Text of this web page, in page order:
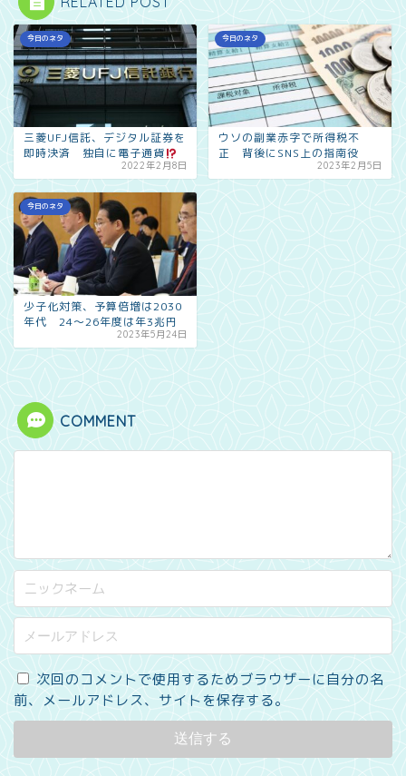
今日のネタ
三菱UFJ信託、デジタル証券を
即時決済 独自に電子通貨
2022年2月8日
今日のネタ
ウソの副業赤字で所得税不
正 背後にSNS上の指南役
2023年2月5日
今日のネタ
少子化対策、予算倍増は2030
年代 24〜26年度は年3兆円
2023年5月24日
COMMENT
次回のコメントで使用するためブラウザーに自分の名
前、メールアドレス、サイトを保存する。